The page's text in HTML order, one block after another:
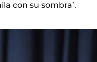
con su sombra’.